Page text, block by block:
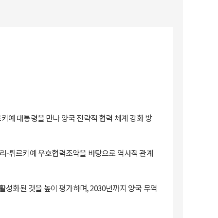
대통령을 만나 양국 전략적 협력 체계 강화 방
튀르키예 우호협력조약을 바탕으로 역사적 관계
화된 것을 높이 평가하며, 2030년까지 양국 무역